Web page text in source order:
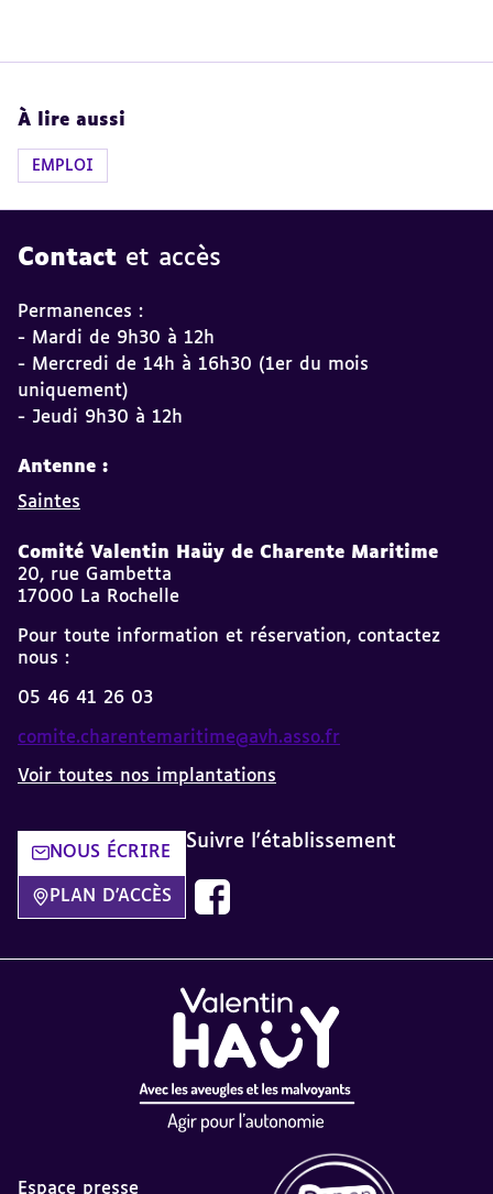
À lire aussi
EMPLOI
Contact et accès
Permanences :
- Mardi de 9h30 à 12h
- Mercredi de 14h à 16h30 (1er du mois
uniquement)
- Jeudi 9h30 à 12h
Antenne :
Saintes
Comité Valentin Haüy de Charente Maritime
20, rue Gambetta
17000 La Rochelle
Pour toute information et réservation, contactez
nous :
05 46 41 26 03
comite.charentemaritime@avh.asso.fr
Voir toutes nos implantations
NOUS ÉCRIRE
PLAN D'ACCÈS
Suivre l'établissement
Nous suivre sur Facebook AVH
Espace presse